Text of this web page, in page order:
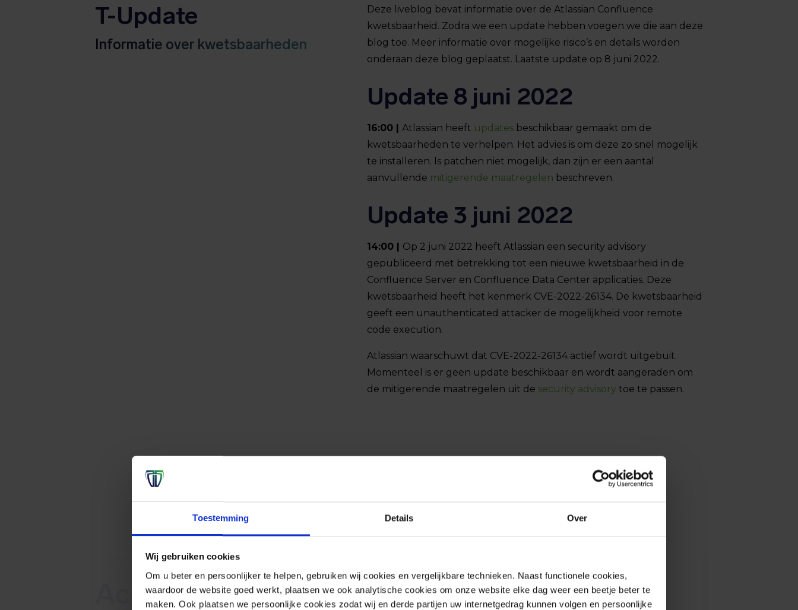
Toestemming Details Over
Wij gebruiken cookies
Om u beter en persoonlijker te helpen, gebruiken wij cookies en vergelijkbare technieken. Naast functionele cookies,
waardoor de website goed werkt, plaatsen we ook analytische cookies om onze website elke dag weer een beetje beter te
maken. Ook plaatsen we persoonlijke cookies zodat wij en derde partijen uw internetgedrag kunnen volgen en persoonlijke
T-Update
Informatie over kwetsbaarheden
Deze liveblog bevat informatie over de Atlassian Confluence
kwetsbaarheid. Zodra we een update hebben voegen we die aan deze
blog toe. Meer informatie over mogelijke risico’s en details worden
onderaan deze blog geplaatst. Laatste update op 8 juni 2022.
Update 8 juni 2022
16:00 | Atlassian heeft updatesbeschikbaar gemaakt om de
kwetsbaarheden te verhelpen. Het advies is om deze zo snel mogelijk
te installeren. Is patchen niet mogelijk, dan zijn er een aantal
aanvullende mitigerende maatregelen beschreven.
Update 3 juni 2022
14:00 | Op 2 juni 2022 heeft Atlassian een security advisory
gepubliceerd met betrekking tot een nieuwe kwetsbaarheid in de
Confluence Server en Confluence Data Center applicaties. Deze
kwetsbaarheid heeft het kenmerk CVE-2022-26134. De kwetsbaarheid
geeft een unauthenticated attacker de mogelijkheid voor remote
code execution.
Atlassian waarschuwt dat CVE-2022-26134 actief wordt uitgebuit.
Momenteel is er geen update beschikbaar en wordt aangeraden om
de mitigerende maatregelen uit de security advisory toe te passen.
Cyberveiligheid op maat
Achtergrond Risico